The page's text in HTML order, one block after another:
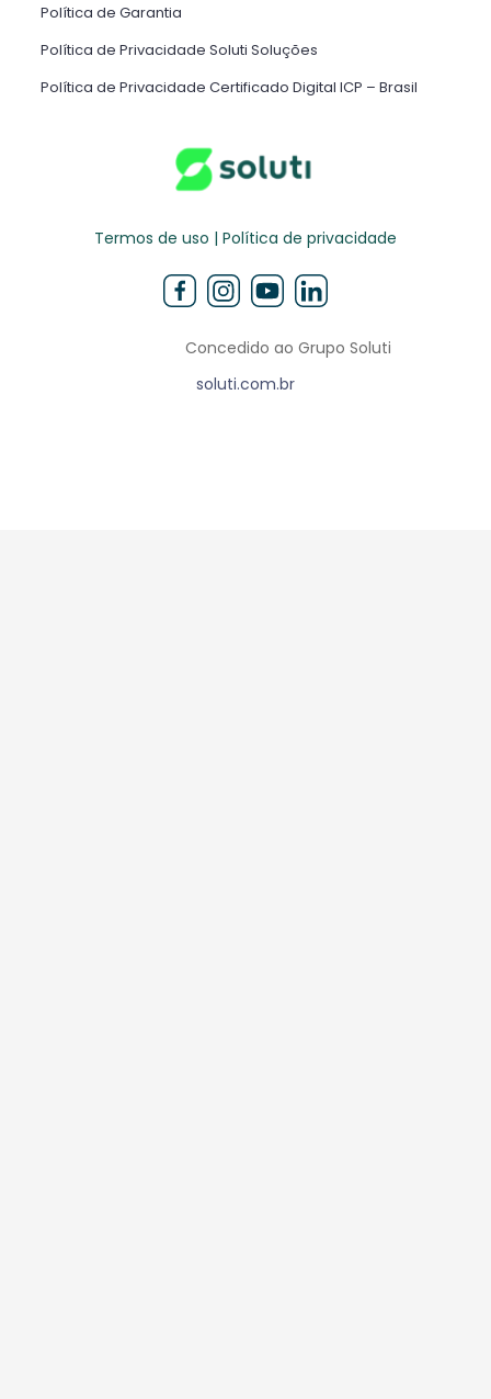
Política de Garantia
Política de Privacidade Soluti Soluções
Política de Privacidade Certificado Digital ICP – Brasil ​
Termos de uso | Política de privacidade
Concedido ao Grupo Soluti
soluti.com.br